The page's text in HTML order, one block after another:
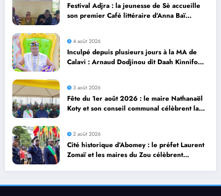
Festival Adjra : la jeunesse de Sè accueille
son premier Café littéraire d’Anna Baï
4 août 2026
Inculpé depuis plusieurs jours à la MA de
Calavi : Arnaud Dodjinou dit Daah Kinnifo
3 août 2026
Fête du 1er août 2026 : le maire Nathanaël
Koty et son conseil communal célèbrent la
2 août 2026
Cité historique d’Abomey : le préfet Laurent
Zomaï et les maires du Zou célèbrent